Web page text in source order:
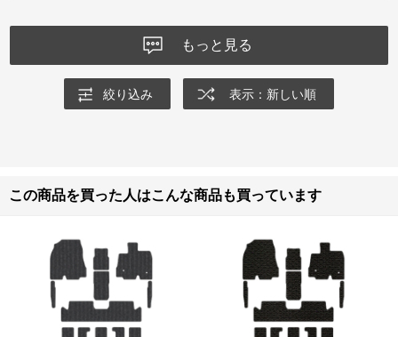
もっと見る
絞り込み 表示：新しい順
この商品を買った人はこんな商品も買っています